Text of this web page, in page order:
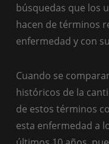
búsquedas que los
hacen de términos
enfermedad y con
Cuando se
históricos de la
de estos términos
esta enfermedad a